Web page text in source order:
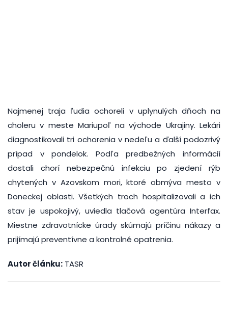
Najmenej traja ľudia ochoreli v uplynulých dňoch na
choleru v meste Mariupoľ na východe Ukrajiny. Lekári
diagnostikovali tri ochorenia v nedeľu a ďalší podozrivý
prípad v pondelok. Podľa predbežných informácií
dostali chorí nebezpečnú infekciu po zjedení rýb
chytených v Azovskom mori, ktoré obmýva mesto v
Doneckej oblasti. Všetkých troch hospitalizovali a ich
stav je uspokojivý, uviedla tlačová agentúra Interfax.
Miestne zdravotnícke úrady skúmajú príčinu nákazy a
prijímajú preventívne a kontrolné opatrenia.
Autor článku: TASR